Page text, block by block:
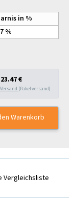
23.47 €
Versand (Paketversand)
Warenkorb
in %
%
Vergleichsliste